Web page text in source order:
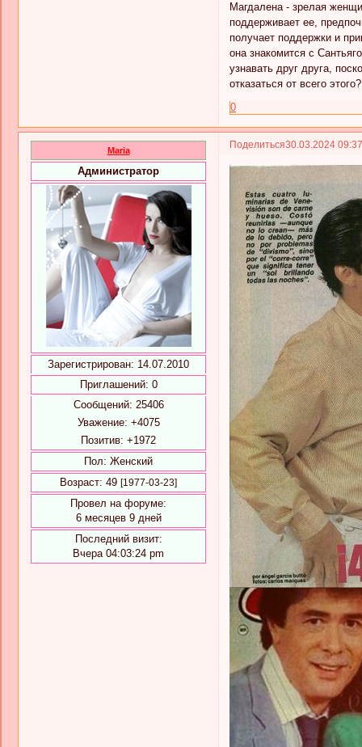
Магдалена - зрелая
поддерживает ее,
получает поддержки и
она знакомится с
узнавать друг друга,
отказаться от всего
0
Поделиться30.03.2024
Maria
Администратор
Зарегистрирован: 14.07.2010
Приглашений: 0
Сообщений: 25406
Уважение: +4075
Позитив: +1972
Пол: Женский
Возраст: 49 [1977-03-23]
Провел на форуме:
6 месяцев 9 дней
Последний визит:
Вчера 04:03:24 pm